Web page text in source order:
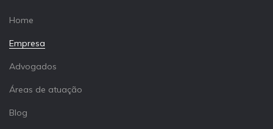
Home
Empresa
Advogados
Áreas de atuação
Blog